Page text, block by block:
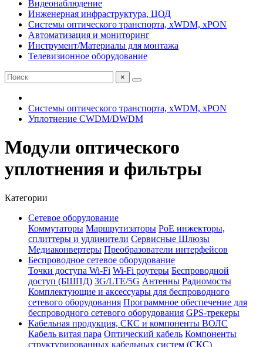
Видеонаблюдение
Инженерная инфраструктура, ЦОД
Системы оптического транспорта, xWDM, xPON
Автоматизация и мониторинг
Инструмент/Материалы для монтажа
Телевизионное оборудование
×
Системы оптического транспорта, xWDM, xPON
Уплотнение CWDM/DWDM
Модули оптического
уплотнения и фильтры
Категории
Сетевое оборудование
Коммутаторы Маршрутизаторы PoE инжекторы,
сплиттеры и удлинители Сервисные Шлюзы
Медиаконвертеры Преобразователи интерфейсов
Беспроводное сетевое оборудование
Точки доступа Wi-Fi Wi-Fi роутеры Беспроводной
доступ (БШПД) 3G/LTE/5G Антенны Радиомосты
Комплектующие и аксессуары для беспроводного
сетевого оборудования Программное обеспечение для
беспроводного сетевого оборудования GPS-трекеры
Кабельная продукция, СКС и компоненты ВОЛС
Кабель витая пара Оптический кабель Компоненты
структурированных кабельных систем (СКС)